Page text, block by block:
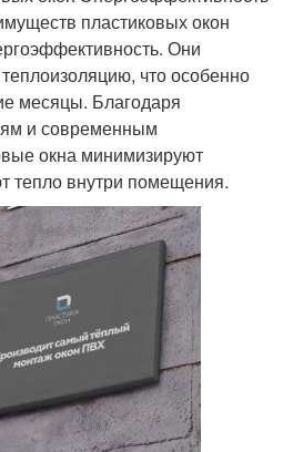
пластиковых окон
Они
что особенно
месяцы. Благодаря
и современным
окна минимизируют
тепло внутри помещения.